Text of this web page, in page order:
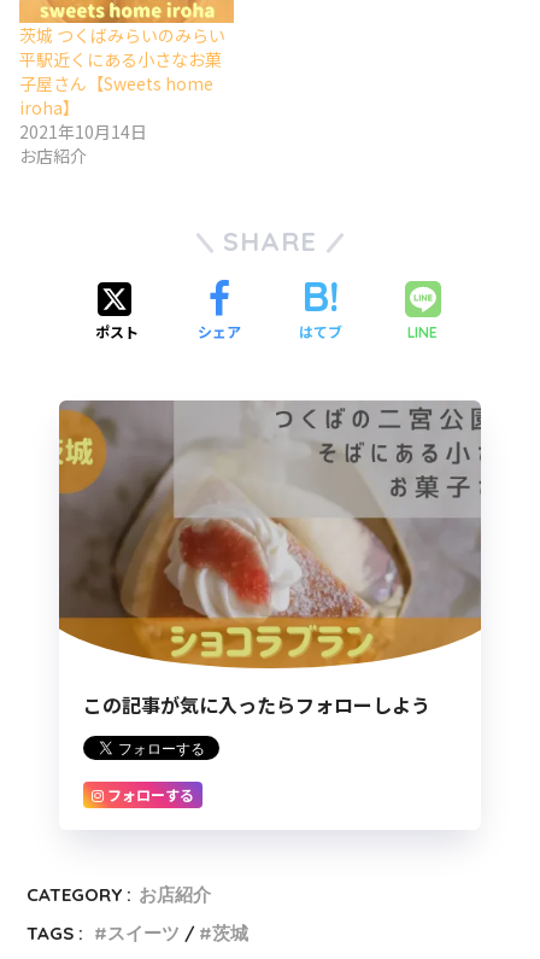
茨城 つくばみらいのみらい
平駅近くにある小さなお菓
子屋さん【Sweets home
iroha】
2021年10月14日
お店紹介
SHARE
ポスト シェア はてブ LINE
この記事が気に入ったらフォローしよう
フォローする
CATEGORY : お店紹介
TAGS :
スイーツ 茨城